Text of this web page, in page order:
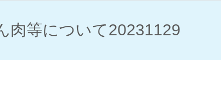
肉等について20231129